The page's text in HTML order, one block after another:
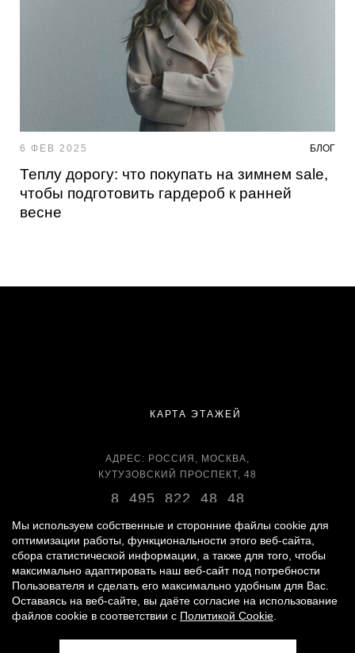
6 ФЕВ 2025 БЛОГ
Теплу дорогу: что покупать на зимнем sale,
чтобы подготовить гардероб к ранней
весне
КАРТА ЭТАЖЕЙ
АДРЕС: РОССИЯ, МОСКВА,
КУТУЗОВСКИЙ ПРОСПЕКТ, 48
8 495 822 48 48
ВРЕМЯ РАБОТЫ:
ЕЖЕДНЕВНО С 11:00 ДО 22:00
© 2007 - 2026«ВРЕМЕНА ГОДА»
Мы используем собственные и сторонние файлы cookie для
оптимизации работы, функциональности этого веб-сайта,
сбора статистической информации, а также для того, чтобы
максимально адаптировать наш веб-сайт под потребности
Пользователя и сделать его максимально удобным для Вас.
Оставаясь на веб-сайте, вы даёте согласие на использование
файлов cookie в соответствии с Политикой Cookie